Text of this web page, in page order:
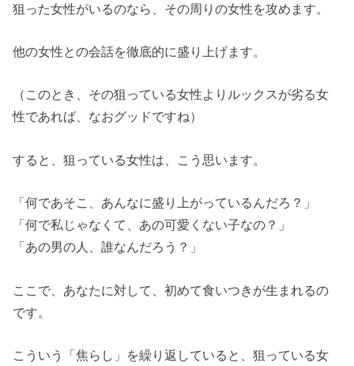
狙った女性がいるのなら、その周りの女性を攻めます。
他の女性との会話を徹底的に盛り上げます。
（このとき、その狙っている女性よりルックスが劣る女
性であれば、なおグッドですね）
すると、狙っている女性は、こう思います。
「何であそこ、あんなに盛り上がっているんだろ？」
「何で私じゃなくて、あの可愛くない子なの？」
「あの男の人、誰なんだろう？」
ここで、あなたに対して、初めて食いつきが生まれるの
です。
こういう「焦らし」を繰り返していると、狙っている女